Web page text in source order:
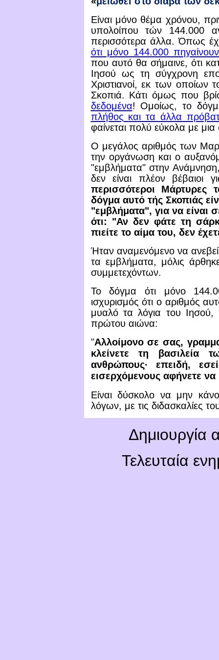
Είναι μόνο θέμα χρόνου,
υπολοίπου τών 144.000
περισσότερα άλλα. Όπως
ότι μόνο 144.000
που αυτό θα σήμαινε, ότι
Ιησού ως τη σύγχρονη
Χριστιανοί, εκ των οποίων
Σκοπιά. Κάτι όμως που
δεδομένα! Ομοίως, το
πλήθος και τα άλλα
φαίνεται πολύ εύκολα με μια
Ο μεγάλος αριθμός των
την οργάνωση και ο
"εμβλήματα" στην Ανάμνηση,
δεν είναι πλέον
περισσότεροι Μάρτυρες
δόγμα αυτό τής Σκοπιάς
"εμβλήματα", για να είναι
ότι: "Αν δεν φάτε τη
πιείτε το αίμα του, δεν
Ήταν αναμενόμενο να
τα εμβλήματα, μόλις
συμμετεχόντων.
Το δόγμα ότι μόνο
ισχυρισμός ότι ο αριθμός
μυαλό τα λόγια του Ιησού,
πρώτου αιώνα:
"Αλλοίμονο σε σας,
κλείνετε τη
ανθρώπους· επειδή,
εισερχόμενους αφήνετε
Είναι δύσκολο να μην
λόγων, με τις διδασκαλίες
Δημιουργία
Τελευταία